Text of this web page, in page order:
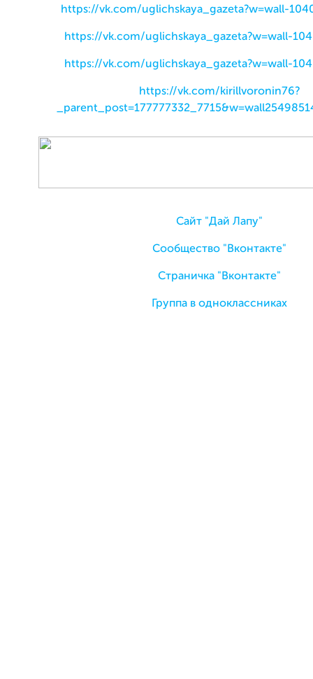
https://vk.com/uglichskaya_gazeta?w=wall-
https://vk.com/uglichskaya_gazeta?w=wall-
https://vk.com/uglichskaya_gazeta?w=wall-
https://vk.com/kirillvoronin76?
Сайт "Дай Лапу"
Сообщество "Вконтакте"
Страничка "Вконтакте"
Группа в одноклассниках